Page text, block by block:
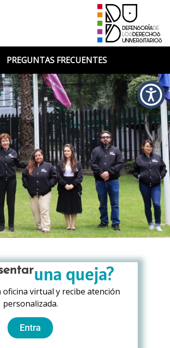
PREGUNTAS FRECUENTES
una queja?
oficina virtual y recibe atención
personalizada.
Entra